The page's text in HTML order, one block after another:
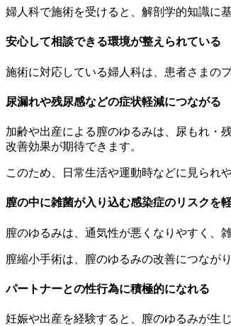
婦人科で施術を受けると、解剖学的知識に
安心して相談できる環境が整えられている
施術に対応している婦人科は、患者さまの
尿漏れや残尿感などの症状軽減につながる
加齢や出産による膣のゆるみは、尿もれ・
改善効果が期待できます。
このため、日常生活や運動時などに見られ
膣の中に雑菌が入り込む感染症のリスクを
膣のゆるみは、通気性が悪くなりやすく、
膣縮小手術は、膣のゆるみの改善につなが
パートナーとの性行為に積極的になれる
妊娠や出産を経験すると、膣のゆるみが生